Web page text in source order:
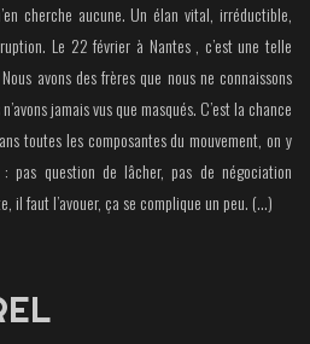
cherche aucune. Un élan vital, irréductible,
Le 22 février à Nantes , c’est une telle
avons des frères que nous ne connaissons
jamais vus que masqués. C’est la chance
toutes les composantes du mouvement, on y
pas question de lâcher, pas de négociation
il faut l’avouer, ça se complique un peu. (…)